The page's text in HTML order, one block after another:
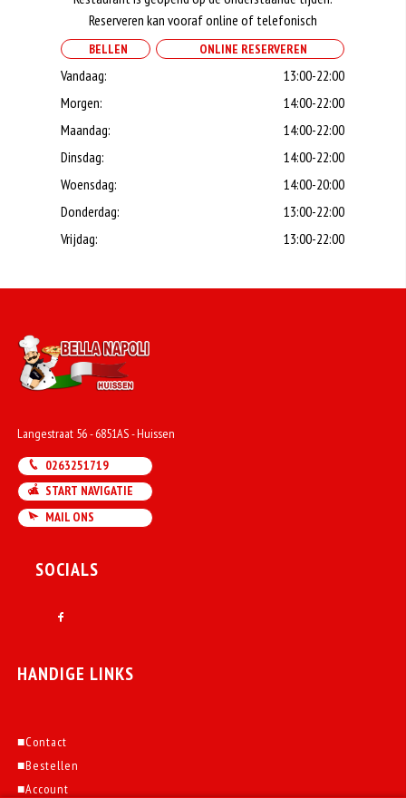
Reserveren kan vooraf online of telefonisch
BELLEN ONLINE RESERVEREN
Vandaag:
13:00-22:00
Morgen:
14:00-22:00
Maandag:
14:00-22:00
Dinsdag:
14:00-22:00
Woensdag:
14:00-20:00
Donderdag:
13:00-22:00
Vrijdag:
13:00-22:00
Langestraat 56 - 6851AS - Huissen
0263251719
START NAVIGATIE
MAIL ONS
SOCIALS
HANDIGE LINKS
■Contact
■Bestellen
■Account